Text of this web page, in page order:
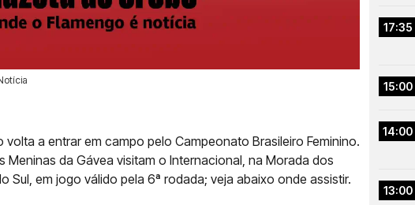
volta a entrar em campo pelo Campeonato Brasileiro Feminino.
Meninas da Gávea visitam o Internacional, na Morada dos
Sul, em jogo válido pela 6ª rodada; veja abaixo onde assistir.
17:35
15:00
14:00
13:00